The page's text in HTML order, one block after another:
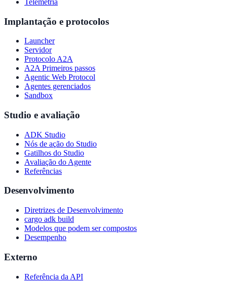
Implantação e protocolos
Launcher
Servidor
Protocolo A2A
A2A Primeiros passos
Agentic Web Protocol
Agentes gerenciados
Sandbox
Studio e avaliação
ADK Studio
Nós de ação do Studio
Gatilhos do Studio
Avaliação do Agente
Referências
Desenvolvimento
Diretrizes de Desenvolvimento
cargo adk build
Modelos que podem ser compostos
Desempenho
Externo
Referência da API